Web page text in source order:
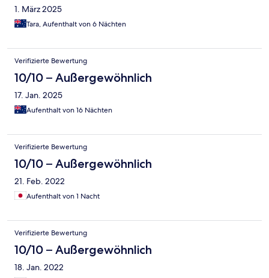
1. März 2025
Tara, Aufenthalt von 6 Nächten
Verifizierte Bewertung
10/10 – Außergewöhnlich
17. Jan. 2025
Aufenthalt von 16 Nächten
Verifizierte Bewertung
10/10 – Außergewöhnlich
21. Feb. 2022
Aufenthalt von 1 Nacht
Verifizierte Bewertung
10/10 – Außergewöhnlich
18. Jan. 2022